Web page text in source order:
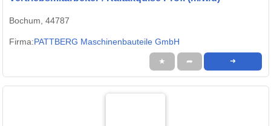
Bochum, 44787
Firma:PATTBERG Maschinenbauteile GmbH
★ ➦ ➜